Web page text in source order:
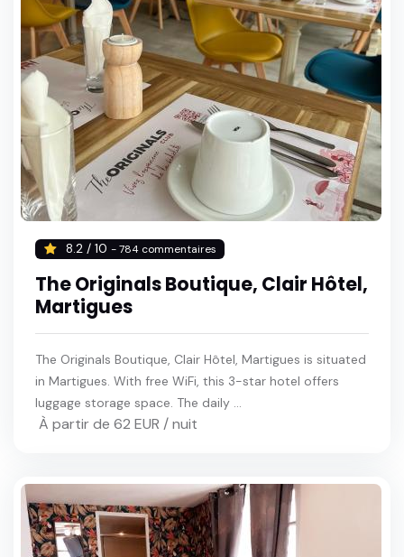
8.2 / 10 - 784 commentaires
The Originals Boutique, Clair Hôtel,
Martigues
The Originals Boutique, Clair Hôtel, Martigues is situated
in Martigues. With free WiFi, this 3-star hotel offers
luggage storage space. The daily ...
À partir de 62 EUR / nuit